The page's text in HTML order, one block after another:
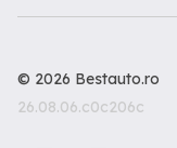
© 2026 Bestauto.ro
26.08.06.c0c206c